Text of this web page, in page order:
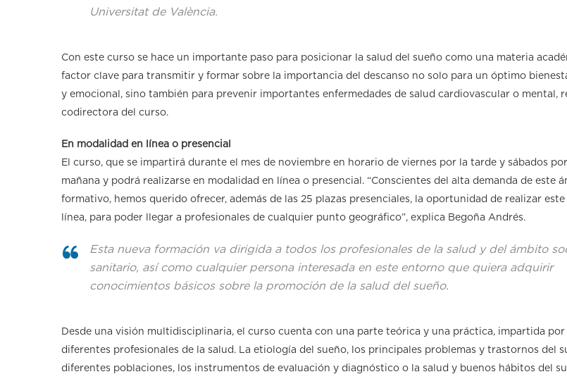
Universitat de València.
Con este curso se hace un importante paso para posicionar la salud del sueño como una materia
factor clave para transmitir y formar sobre la importancia del descanso no solo para un óptimo
y emocional, sino también para prevenir importantes enfermedades de salud cardiovascular o mental,
codirectora del curso.
En modalidad en línea o presencial
El curso, que se impartirá durante el mes de noviembre en horario de viernes por la tarde y sábados
mañana y podrá realizarse en modalidad en línea o presencial. “Conscientes del alta demanda de este
formativo, hemos querido ofrecer, además de las 25 plazas presenciales, la oportunidad de realizar este
línea, para poder llegar a profesionales de cualquier punto geográfico”, explica Begoña Andrés.
Esta nueva formación va dirigida a todos los profesionales de la salud y del ámbito
sanitario, así como cualquier persona interesada en este entorno que quiera adquirir
conocimientos básicos sobre la promoción de la salud del sueño.
Desde una visión multidisciplinaria, el curso cuenta con una parte teórica y una práctica, impartida por
diferentes profesionales de la salud. La etiología del sueño, los principales problemas y trastornos del
diferentes poblaciones, los instrumentos de evaluación y diagnóstico o la salud y buenos hábitos del